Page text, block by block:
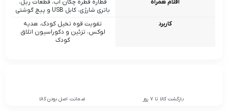
اقلام همراه
قطاره قطره‌ چکان آب، قطعات ریل،
باتری شارژی، کابل USB و پیچ‌ گوشتی
کاربرد
تقویت قوه‌ تخیل کودک، هدیه
لوکس، تزئین و دکوراسیون اتلاق
کودک
بازگشت کالا تا 7 روز ضمانت اصل بودن کالا